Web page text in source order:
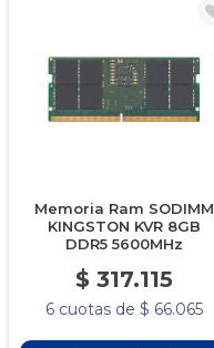
Memoria Ram SODIMM
KINGSTON KVR 8GB
DDR5 5600MHz
$ 317.115
6 cuotas de $ 66.065